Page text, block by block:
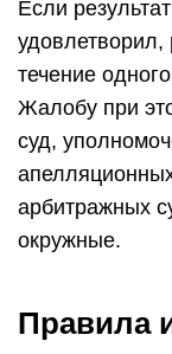
Если
течение
Жалобу при
суд,
арбитражных
окружные.
Правила